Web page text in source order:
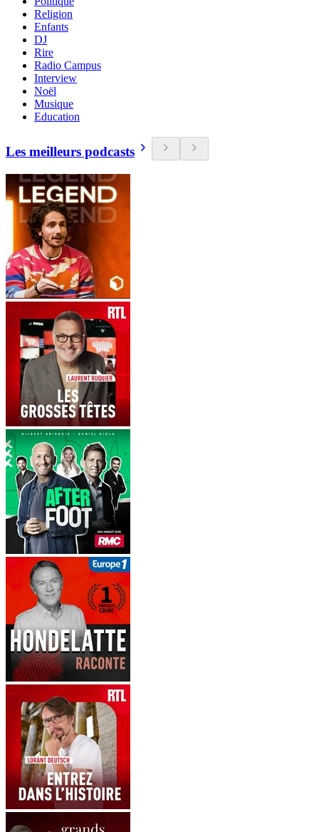
Religion
Enfants
DJ
Rire
Radio Campus
Interview
Noël
Musique
Education
Les meilleurs podcasts